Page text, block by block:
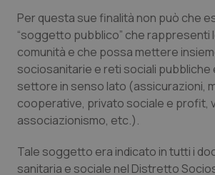
Umbria
Valle D’Aosta
Veneto
Oftalmologia
Oncodermatologia
Oncoematologia
Oncologia & Nutrizione
Psoriasi & pelle
Per questa sue finalità non può che
“soggetto pubblico” che rappresenti
comunità e che possa mettere
sociosanitarie e reti sociali pubbliche
settore in senso lato (assicurazioni,
cooperative, privato sociale e profit,
associazionismo, etc.).
Tale soggetto era indicato in tutti i
sanitaria e sociale nel Distretto